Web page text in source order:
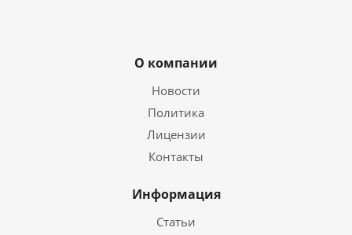
О компании
Новости
Политика
Лицензии
Контакты
Информация
Статьи